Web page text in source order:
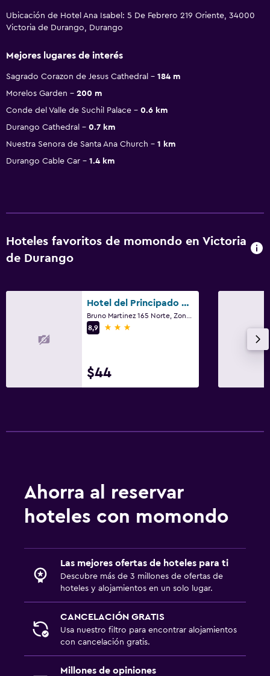
Ubicación de Hotel Ana Isabel: 5 De Febrero 219 Oriente, 34000
Victoria de Durango, Durango
Mejores lugares de interés
Sagrado Corazon de Jesus Cathedral
184 m
Morelos Garden
200 m
Conde del Valle de Suchil Palace
0.6 km
Durango Cathedral
0.7 km
Nuestra Senora de Santa Ana Church
1 km
Durango Cable Car
1.4 km
Hoteles favoritos de momondo en Victoria
de Durango
Hotel del Principado Durango
8,9
3 estrellas
$44
Ahorra al reservar
hoteles con momondo
Las mejores ofertas de hoteles para ti
Descubre más de 3 millones de ofertas de
hoteles y alojamientos en un solo lugar.
CANCELACIÓN GRATIS
Usa nuestro filtro para encontrar alojamientos
con cancelación gratis.
Millones de opiniones